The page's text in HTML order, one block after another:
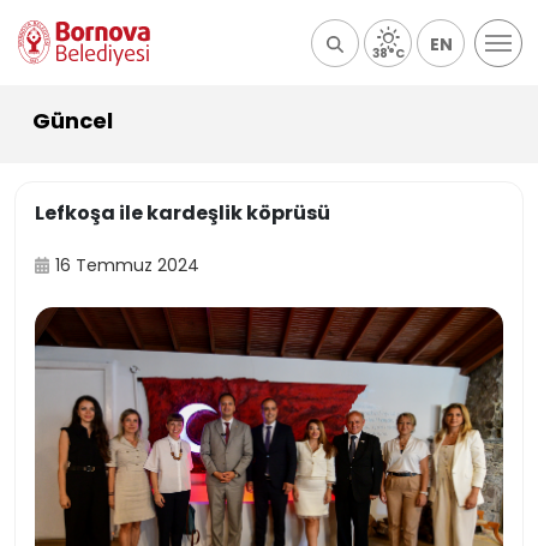
38°C EN
Güncel
Lefkoşa ile kardeşlik köprüsü
16 Temmuz 2024